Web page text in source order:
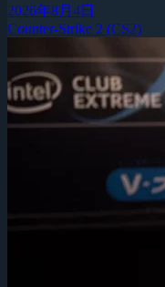
2026年8月4日
Counter-Strike 2 (CS2)